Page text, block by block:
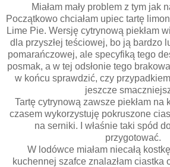
Miałam mały problem z tym jak
Początkowo chciałam upiec tartę
Lime Pie. Wersję cytrynową piekłam
dla przyszłej teściowej, bo ją bardzo
pomarańczowej, ale specyfiką tego
posmak, a w tej odsłonie tego
w końcu sprawdzić, czy
jeszcze
Tartę cytrynową zawsze piekłam na
czasem wykorzystuję pokruszone
na serniki. I właśnie taki spód
przygotować.
W lodówce miałam niecałą
kuchennej szafce znalazłam ciastka